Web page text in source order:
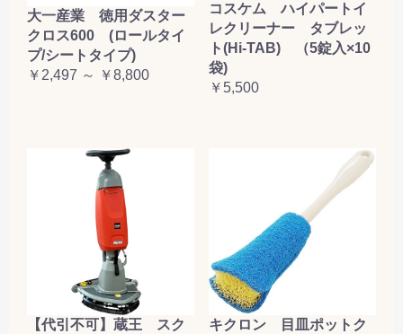
大一産業 徳用ダスター
クロス600 (ロールタイ
プ/シートタイプ)
￥2,497 ～ ￥8,800
コスケム ハイパートイ
レクリーナー タブレッ
ト(Hi-TAB) （5錠入×10
袋)
￥5,500
【代引不可】蔵王 スク
キクロン 目皿ポットク